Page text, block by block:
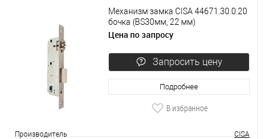
Механизм замка CISA 44671.30.0.20
бочка (BS30мм, 22 мм)
нержавеющая сталь
Цена по запросу
Запросить цену
Подробнее
В избранное
Производитель
CISA